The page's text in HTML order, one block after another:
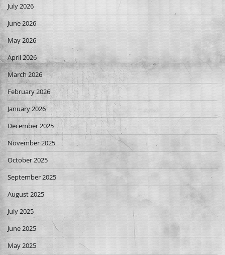
July 2026
June 2026
May 2026
April 2026
March 2026
February 2026
January 2026
December 2025
November 2025
October 2025
September 2025
August 2025
July 2025
June 2025
May 2025